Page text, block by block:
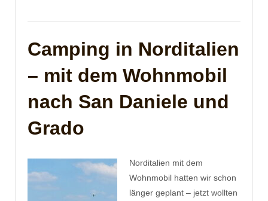
Camping in Norditalien
– mit dem Wohnmobil
nach San Daniele und
Grado
Norditalien mit dem
Wohnmobil hatten wir schon
länger geplant – jetzt wollten